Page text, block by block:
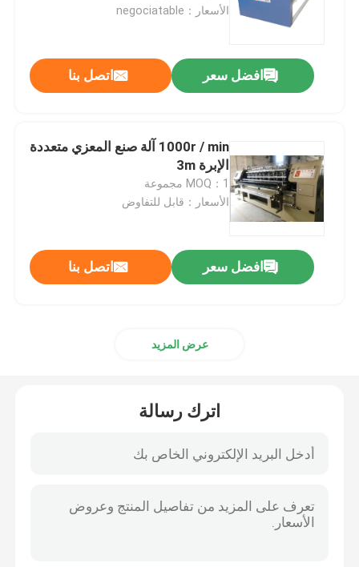
منتجات
فيديوهات
برنامج VR
اتصل بنا
أخبار
الأسعار：negociatable
افضل سعر اتصل بنا
1000r / min آلة صنع المعزي متعددة
الإبرة 3m
MOQ：1 مجموعة
الأسعار：قابل للتفاوض
افضل سعر اتصل بنا
عرض المزيد
اترك رسالة